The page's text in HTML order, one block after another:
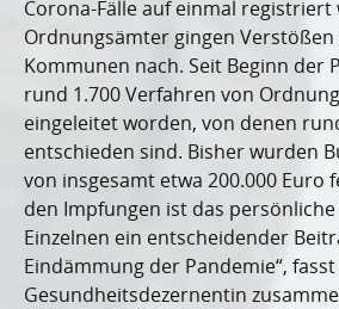
Corona-Fälle auf einmal registriert
Ordnungsämter gingen Verstößen
Kommunen nach. Seit Beginn der
rund 1.700 Verfahren von
eingeleitet worden, von denen
entschieden sind. Bisher wurden
von insgesamt etwa 200.000 Euro
den Impfungen ist das
Einzelnen ein entscheidender
Eindämmung der Pandemie“,
Gesundheitsdezernentin